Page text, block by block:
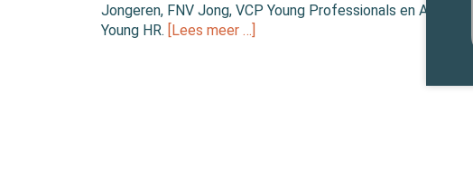
Jongeren, FNV Jong, VCP Young Professionals en AWVN
Young HR. [Lees meer …]